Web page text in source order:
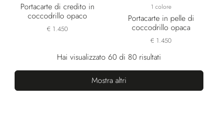
Portacarte di credito in
coccodrillo opaco
€ 1.450
1 colore
Portacarte in pelle di
coccodrillo opaca
€ 1.450
Hai visualizzato 60 di 80 risultati
Mostra altri